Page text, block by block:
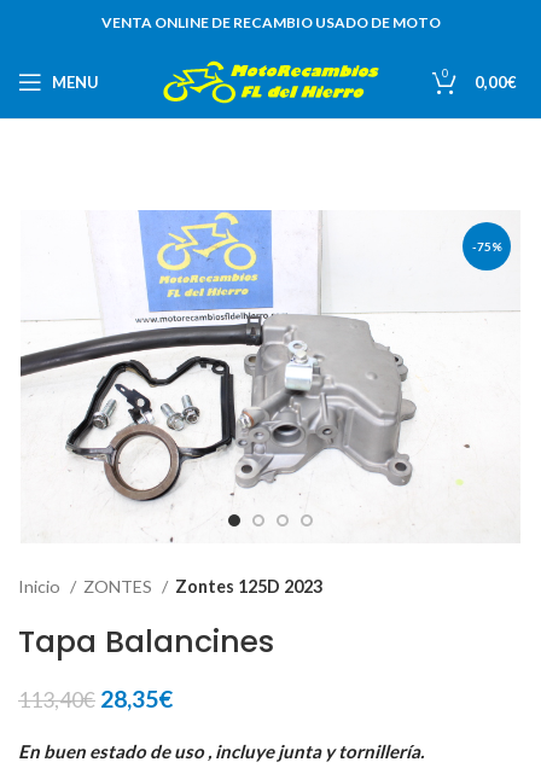
VENTA ONLINE DE RECAMBIO USADO DE MOTO
MENU 0 0,00€
-75%
Inicio ZONTES Zontes 125D 2023
Tapa Balancines
113,40€ El
original
28,35€El
actual
En buen estado de uso , incluye junta y tornillería.